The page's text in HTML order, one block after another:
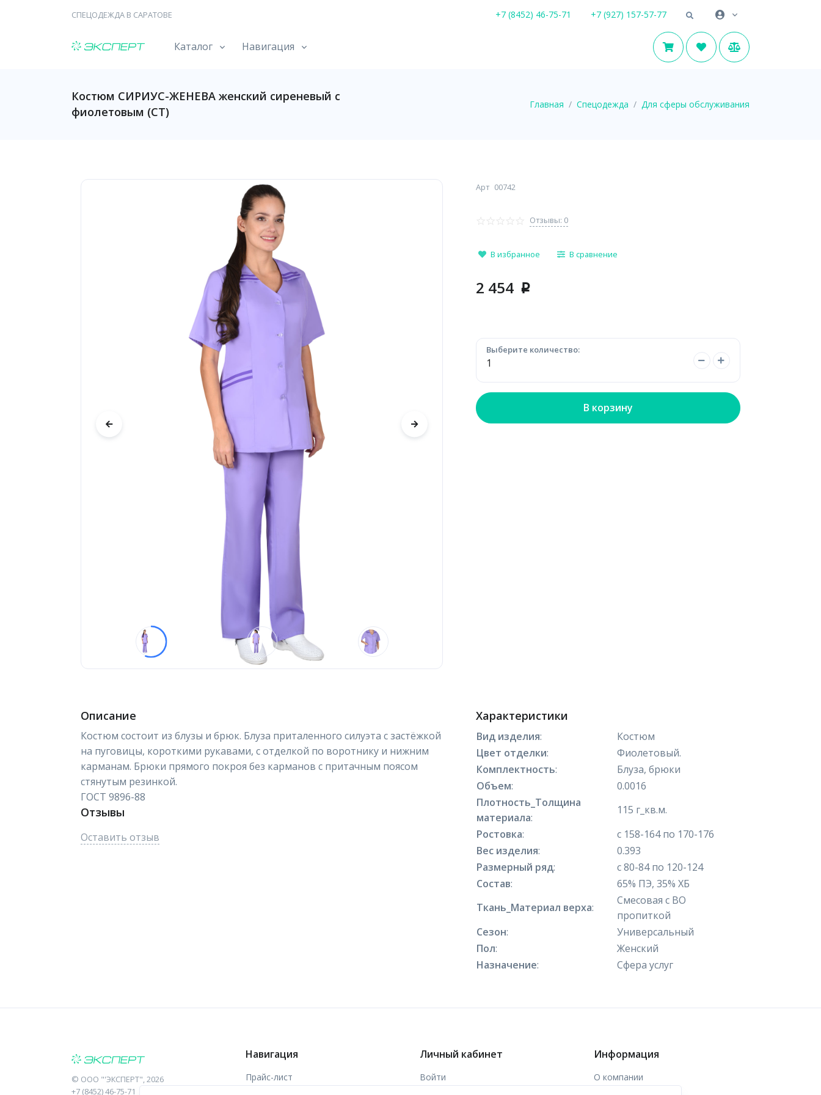
СПЕЦОДЕЖДА В САРАТОВЕ +7 (8452) 46-75-71 +7 (927) 157-57-77
Каталог Навигация
Костюм СИРИУС-ЖЕНЕВА женский сиреневый с
фиолетовым (СТ)
Главная Спецодежда Для сферы обслуживания
Арт 00742
Отзывы: 0
В избранное В сравнение
2 454 p
Выберите количество:
В корзину
Описание
Костюм состоит из блузы и брюк. Блуза приталенного силуэта с застёжкой
на пуговицы, короткими рукавами, с отделкой по воротнику и нижним
карманам. Брюки прямого покроя без карманов с притачным поясом
стянутым резинкой.
ГОСТ 9896-88
Отзывы
Оставить отзыв
Характеристики
Вид изделия:
Костюм
Цвет отделки:
Фиолетовый.
Комплектность:
Блуза, брюки
Объем:
0.0016
Плотность_Толщина
материала:
115 г_кв.м.
Ростовка:
с 158-164 по 170-176
Вес изделия:
0.393
Размерный ряд:
с 80-84 по 120-124
Состав:
65% ПЭ, 35% ХБ
Ткань_Материал верха:
Смесовая с ВО
пропиткой
Сезон:
Универсальный
Пол:
Женский
Назначение: Сфера услуг
© ООО "'ЭКСПЕРТ", 2026
+7 (8452) 46-75-71
Навигация
Прайс-лист
Личный кабинет
Войти
Информация
О компании